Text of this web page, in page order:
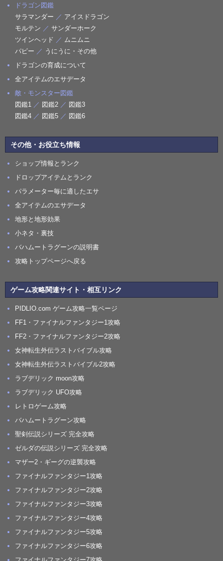
ドラゴン図鑑
サラマンダー ／ アイスドラゴン
モルテン ／ サンダーホーク
ツインヘッド ／ ムニムニ
パピー ／ うにうに・その他
ドラゴンの育成について
全アイテムのエサデータ
敵・モンスター図鑑
図鑑1 ／ 図鑑2 ／ 図鑑3
図鑑4 ／ 図鑑5 ／ 図鑑6
その他・お役立ち情報
ショップ情報とランク
ドロップアイテムとランク
パラメーター毎に適したエサ
全アイテムのエサデータ
地形と地形効果
小ネタ・裏技
バハムートラグーンの説明書
攻略トップページへ戻る
ゲーム攻略関連サイト・相互リンク
PIDLIO.com ゲーム攻略一覧ページ
FF1・ファイナルファンタジー1攻略
FF2・ファイナルファンタジー2攻略
女神転生外伝ラストバイブル攻略
女神転生外伝ラストバイブル2攻略
ラブデリック moon攻略
ラブデリック UFO攻略
レトロゲーム攻略
バハムートラグーン攻略
聖剣伝説シリーズ 完全攻略
ゼルダの伝説シリーズ 完全攻略
マザー2・ギーグの逆襲攻略
ファイナルファンタジー1攻略
ファイナルファンタジー2攻略
ファイナルファンタジー3攻略
ファイナルファンタジー4攻略
ファイナルファンタジー5攻略
ファイナルファンタジー6攻略